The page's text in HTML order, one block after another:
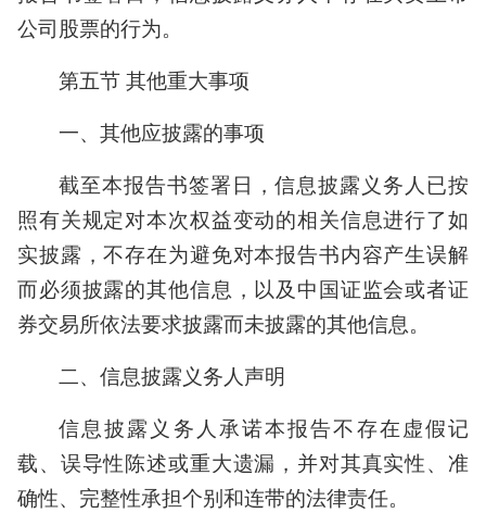
公司股票的行为。
第五节 其他重大事项
一、其他应披露的事项
截至本报告书签署日，信息披露义务人已按
照有关规定对本次权益变动的相关信息进行了如
实披露，不存在为避免对本报告书内容产生误解
而必须披露的其他信息，以及中国证监会或者证
券交易所依法要求披露而未披露的其他信息。
二、信息披露义务人声明
信息披露义务人承诺本报告不存在虚假记
载、误导性陈述或重大遗漏，并对其真实性、准
确性、完整性承担个别和连带的法律责任。